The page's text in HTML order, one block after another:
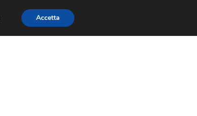
EVENTI E FIERE
Accetta